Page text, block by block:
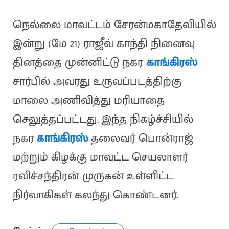
நெல்லை மாவட்டம் சேரன்மகாதேவியில்
இன்று (மே 21) ராஜீவ் காந்தி நினைவு
தினத்தை முன்னிட்டு நகரகாங்கிரஸ்
சார்பில் அவரது உருவப்படத்திற்கு
மாலை அணிவித்து மரியாதை
செலுத்தப்பட்டது. இந்த நிகழ்ச்சியில்
நகரகாங்கிரஸ்தலைவர் பொன்ராஜ்
மற்றும் கிழக்கு மாவட்ட செயலாளர்
ரவிச்சந்திரன் முருகன் உள்ளிட்ட
நிர்வாகிகள் கலந்து கொண்டனர்.